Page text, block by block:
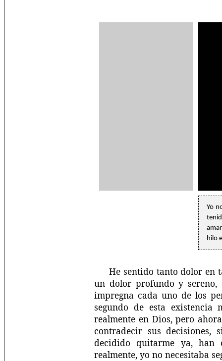
Yo
hilo
He sentido tanto dolor en
un dolor profundo y sereno,
impregna cada uno de los
segundo de esta
realmente en Dios, pero
contradecir sus decisiones,
decidido quitarme ya, han
realmente, yo no necesitaba